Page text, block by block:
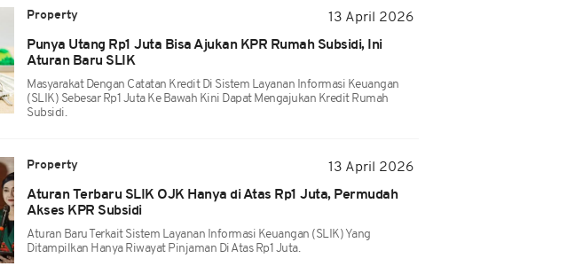
Property
13 April 2026
Punya Utang Rp1 Juta Bisa Ajukan KPR Rumah Subsidi, Ini
Aturan Baru SLIK
Masyarakat Dengan Catatan Kredit Di Sistem Layanan Informasi Keuangan
(SLIK) Sebesar Rp1 Juta Ke Bawah Kini Dapat Mengajukan Kredit Rumah
Subsidi.
Property
13 April 2026
Aturan Terbaru SLIK OJK Hanya di Atas Rp1 Juta, Permudah
Akses KPR Subsidi
Aturan Baru Terkait Sistem Layanan Informasi Keuangan (SLIK) Yang
Ditampilkan Hanya Riwayat Pinjaman Di Atas Rp1 Juta.